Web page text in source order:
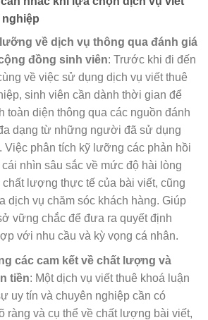
về dịch vụ thông qua đánh giá
đồng sinh viên: Trước khi đi đến
về việc sử dụng dịch vụ viết thuê
sinh viên cần dành thời gian để
toàn diện thông qua các nguồn đánh
dạng từ những người đã sử dụng
Việc phân tích kỹ lưỡng các phản hồi
nhìn sâu sắc về mức độ hài lòng
chất lượng thực tế của bài viết, cũng
dịch vụ chăm sóc khách hàng. Giúp
vững chắc để đưa ra quyết định
với nhu cầu và kỳ vọng cá nhân.
các cam kết về chất lượng và
tiền: Một dịch vụ viết thuê khoá luận
uy tín và chuyên nghiệp cần có
ràng và cụ thể về chất lượng bài viết,